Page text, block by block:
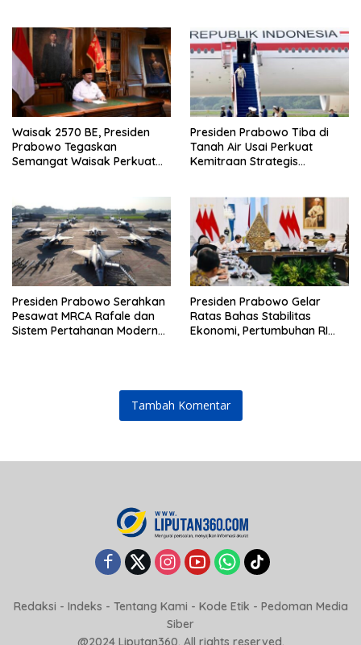
Waisak 2570 BE, Presiden
Prabowo Tegaskan
Semangat Waisak Perkuat
Presiden Prabowo Tiba di
Tanah Air Usai Perkuat
Kemitraan Strategis
Presiden Prabowo Serahkan
Pesawat MRCA Rafale dan
Sistem Pertahanan Modern
Presiden Prabowo Gelar
Ratas Bahas Stabilitas
Ekonomi, Pertumbuhan RI
Tambah Komentar
Redaksi - Indeks - Tentang Kami - Kode Etik - Pedoman Media
Siber
@2024 Liputan360. All rights reserved.